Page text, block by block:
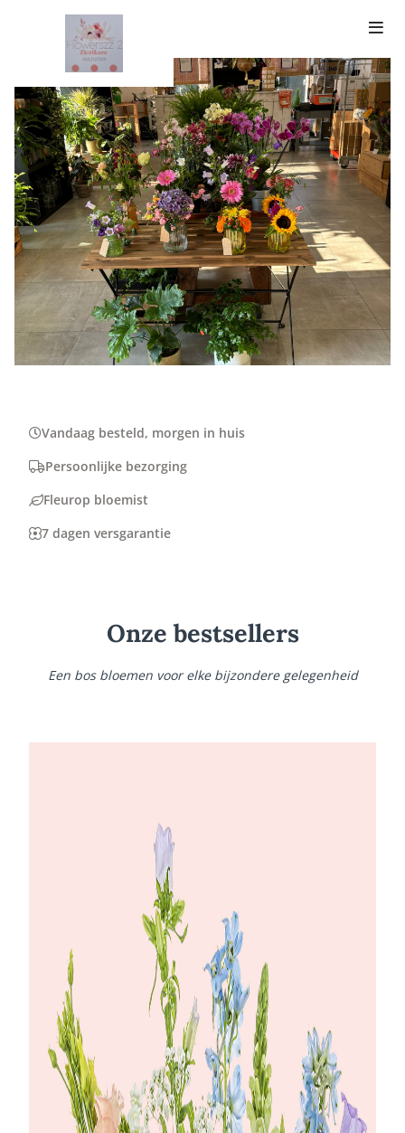
Vandaag besteld, morgen in huis
Persoonlijke bezorging
Fleurop bloemist
7 dagen versgarantie
Onze bestsellers
Een bos bloemen voor elke bijzondere gelegenheid